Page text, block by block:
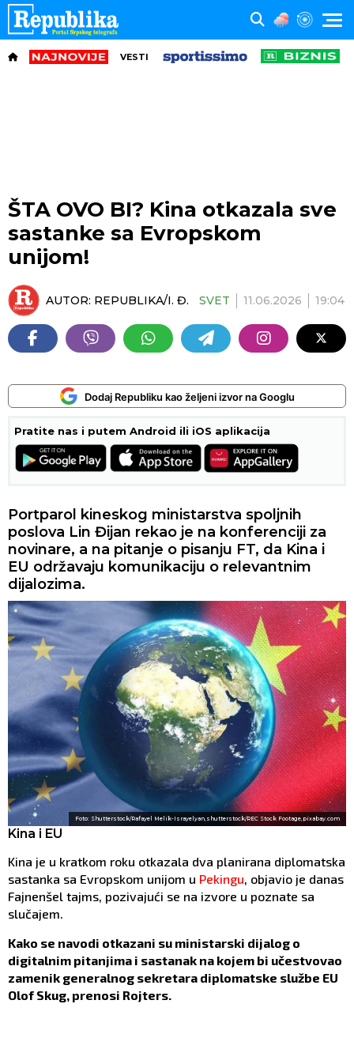
VESTI
ŠTA OVO BI? Kina otkazala sve
sastanke sa Evropskom
unijom!
AUTOR: REPUBLIKA/I. Đ. SVET 11.06.2026 19:04
Dodaj Republiku kao željeni izvor na Googlu
Pratite nas i putem Android ili iOS aplikacija
Portparol kineskog ministarstva spoljnih
poslova Lin Đijan rekao je na konferenciji za
novinare, a na pitanje o pisanju FT, da Kina i
EU održavaju komunikaciju o relevantnim
dijalozima.
Foto: Shutterstock/Rafayel Melik-Israyelyan,shutterstock/REC Stock Footage,pixabay.com
Kina i EU
Kina je u kratkom roku otkazala dva planirana diplomatska
sastanka sa Evropskom unijom u Pekingu, objavio je danas
Fajnenšel tajms, pozivajući se na izvore u poznate sa
slučajem.
Kako se navodi otkazani su ministarski dijalog o
digitalnim pitanjima i sastanak na kojem bi učestvovao
zamenik generalnog sekretara diplomatske službe EU
Olof Skug, prenosi Rojters.